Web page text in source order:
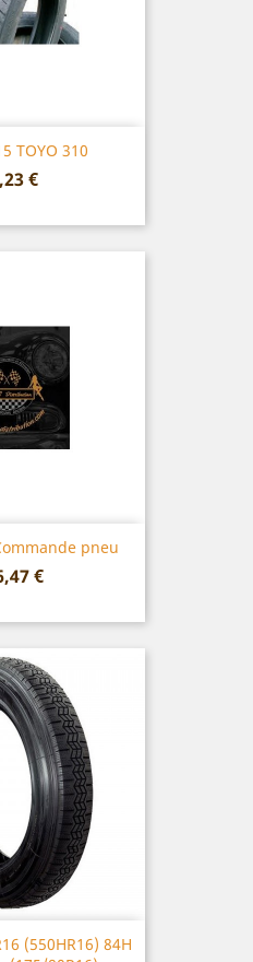
TOYO 310
€
pneu
€
(550HR16) 84H